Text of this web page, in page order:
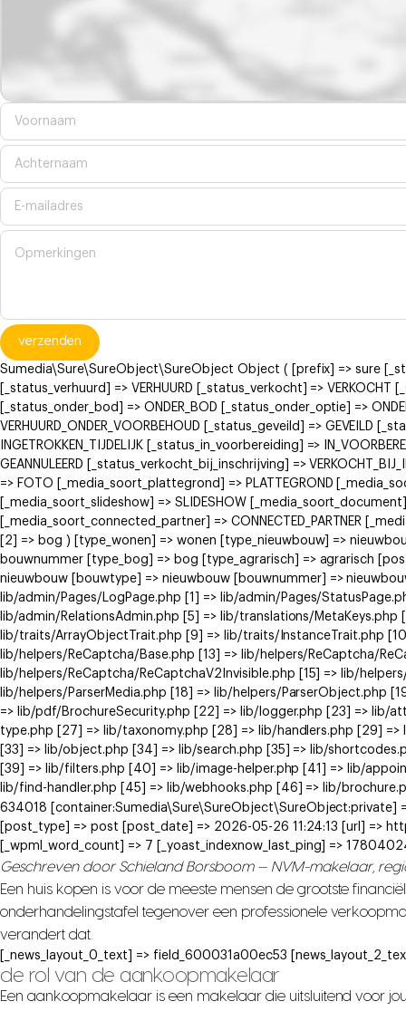
verzenden
Sumedia\Sure\SureObject\SureObject Object ( [prefix] => sure
[_status_verhuurd] => VERHUURD [_status_verkocht] =>
[_status_onder_bod] => ONDER_BOD [_status_onder_optie] =>
VERHUURD_ONDER_VOORBEHOUD [_status_geveild] => GEVEILD
INGETROKKEN_TIJDELIJK [_status_in_voorbereiding] =>
GEANNULEERD [_status_verkocht_bij_inschrijving] =>
=> FOTO [_media_soort_plattegrond] => PLATTEGROND
[_media_soort_slideshow] => SLIDESHOW
[_media_soort_connected_partner] => CONNECTED_PARTNER
[2] => bog ) [type_wonen] => wonen [type_nieuwbouw] =>
bouwnummer [type_bog] => bog [type_agrarisch] => agrarisch
nieuwbouw [bouwtype] => nieuwbouw [bouwnummer] =>
lib/admin/Pages/LogPage.php [1] => lib/admin/Pages/
lib/admin/RelationsAdmin.php [5] => lib/translations/
lib/traits/ArrayObjectTrait.php [9] => lib/traits/InstanceTrait.php
lib/helpers/ReCaptcha/Base.php [13] => lib/helpers/ReCaptcha/
lib/helpers/ReCaptcha/ReCaptchaV2Invisible.php [15] => lib/
lib/helpers/ParserMedia.php [18] => lib/helpers/ParserObject.php
=> lib/pdf/BrochureSecurity.php [22] => lib/logger.php [23] => lib/
type.php [27] => lib/taxonomy.php [28] => lib/handlers.php [29]
[33] => lib/object.php [34] => lib/search.php [35] => lib/
[39] => lib/filters.php [40] => lib/image-helper.php [41] => lib/
lib/find-handler.php [45] => lib/webhooks.php [46] => lib/
634018 [container:Sumedia\Sure\SureObject\SureObject:private]
[post_type] => post [post_date] => 2026-05-26 11:24:13 [url] =>
[_wpml_word_count] => 7 [_yoast_indexnow_last_ping] =>
Geschreven door Schieland Borsboom — NVM-makelaar,
Een huis kopen is voor de meeste mensen de grootste
onderhandelingstafel tegenover een professionele
verandert dat.
[_news_layout_0_text] => field_600031a00ec53
de rol van de aankoopmakelaar
Een aankoopmakelaar is een makelaar die uitsluitend voor